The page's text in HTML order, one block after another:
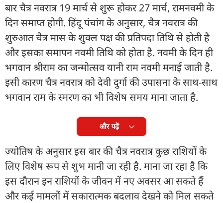
बार चैत्र नवरात्र 19 मार्च से शुरू होकर 27 मार्च, रामनवमी के
दिन समाप्त होगी. हिंदू पंचांग के अनुसार, चैत्र नवरात्र की
शुरुआत चैत्र मास के शुक्ल पक्ष की प्रतिपदा तिथि से होती है
और इसका समापन नवमी तिथि को होता है. नवमी के दिन ही
भगवान श्रीराम का जन्मोत्सव यानी राम नवमी मनाई जाती है.
इसी कारण चैत्र नवरात्र को देवी दुर्गा की उपासना के साथ-साथ
भगवान राम के स्मरण का भी विशेष समय माना जाता है.
और पढ़ें
ज्योतिष के अनुसार इस बार की चैत्र नवरात्र कुछ राशियों के
लिए विशेष रूप से शुभ मानी जा रही है. माना जा रहा है कि
इस दौरान इन राशियों के जीवन में नए अवसर आ सकते हैं
और कई मामलों में सकारात्मक बदलाव देखने को मिल सकते